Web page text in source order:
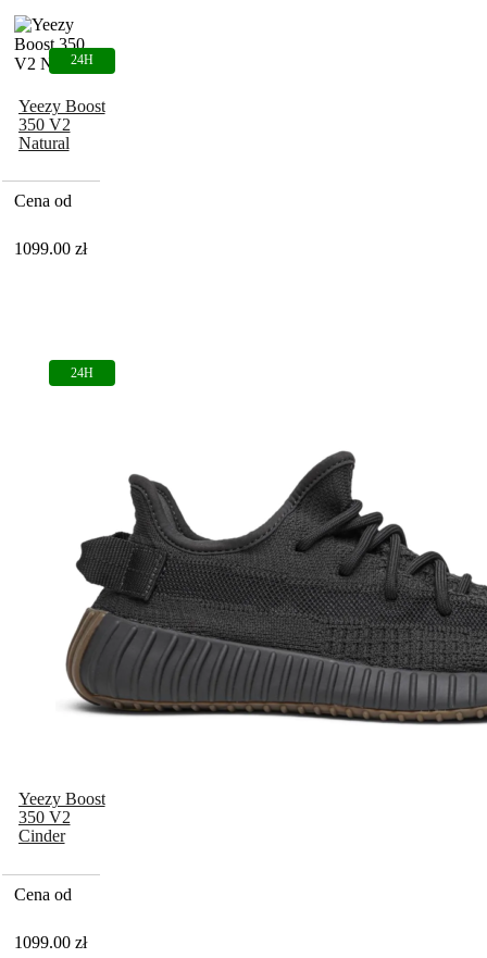
Yeezy Boost
350 V2
Natural
Cena od
1099.00 zł
Yeezy Boost
350 V2
Cinder
Cena od
1099.00 zł